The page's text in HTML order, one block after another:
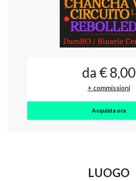
da € 8,00
+ commissioni
Acquista ora
LUOGO